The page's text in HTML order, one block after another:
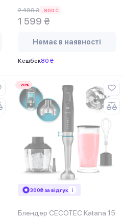
2 499 ₴ -900 ₴
1 599 ₴
Немає в наявності
Кешбек80 ₴
-20%
300₴ за відгук
Блендер CECOTEC Katana 15